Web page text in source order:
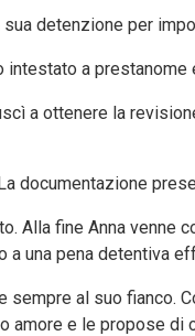
detenzione per
a
a ottenere la
documentazione
Alla fine Anna venne
a una pena detentiva
sempre al suo fianco.
amore e le propose di